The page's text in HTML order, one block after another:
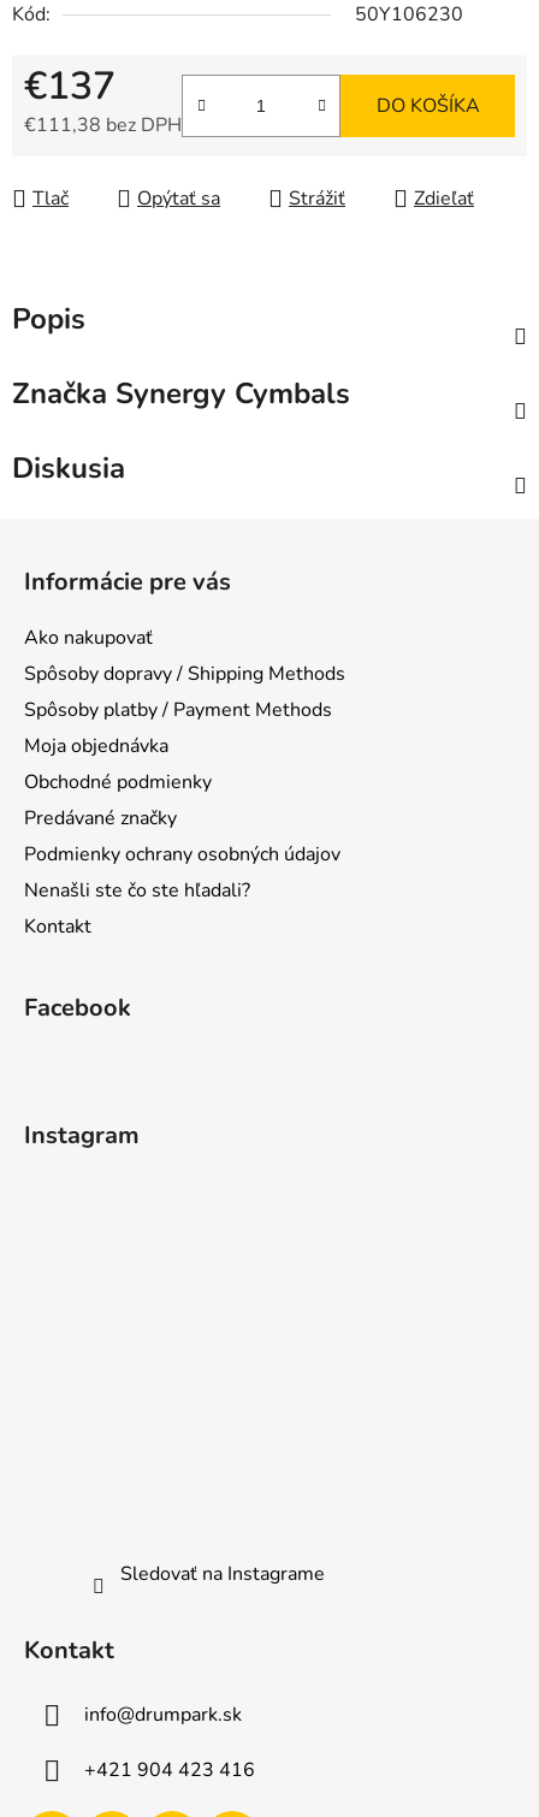
Kód:
50Y106230
€137
€111,38 bez DPH
DO KOŠÍKA
Tlač Opýtať sa Strážiť Zdieľať
Popis
Značka Synergy Cymbals
Diskusia
Informácie pre vás
Ako nakupovať
Spôsoby dopravy / Shipping Methods
Spôsoby platby / Payment Methods
Moja objednávka
Obchodné podmienky
Predávané značky
Podmienky ochrany osobných údajov
Nenašli ste čo ste hľadali?
Kontakt
Facebook
Instagram
Sledovať na Instagrame
Kontakt
info@drumpark.sk
+421 904 423 416